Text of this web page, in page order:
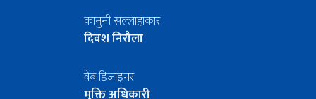
कानुनी सल्लाहाकार
दिवश निरौला
वेब डिजाइनर
मुक्ति अधिकारी